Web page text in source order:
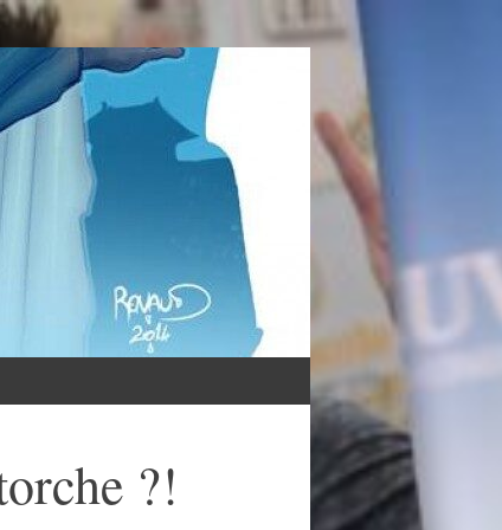
?!